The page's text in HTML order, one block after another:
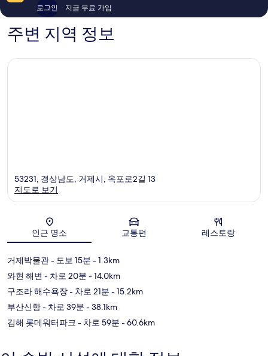
후
기
135
개
로그인 지금 무료 가입
주변 지역 정보
지도
53231, 경상남도, 거제시, 옥포로2길 13
지도로 보기
인근 명소 교통편 레스토랑
거제박물관- 도보 15분 - 1.3km
와현 해변 - 차로 20분 - 14.0km
구조라 해수욕장- 차로 21분 - 15.2km
부산신항- 차로 39분 - 38.1km
김해 롯데워터파크 - 차로 59분 - 60.6km